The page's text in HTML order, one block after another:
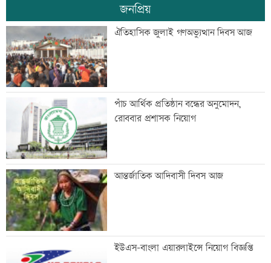
সিটি করপোরেশনের জনসম্পৃক্ততায়
গণমাধ্যমের সহায়তা প্রয়োজন: ডিএসসিসি
ব্যাংক রেজল্যুশন, ভিসা নীতি-মানবাধিকার
কমিশন আইন অনুমোদন
রেলস্টেশনে বুকিং সহকারীদের মানববন্ধন
জনগণ স্বৈরাচার-সন্ত্রাসের বিরুদ্ধে ঐক্যবদ্ধ:
জামায়াত আমীর
জনপ্রিয়
ঐতিহাসিক জুলাই গণঅভ্যুত্থান দিবস আজ
পাঁচ আর্থিক প্রতিষ্ঠান বন্ধের অনুমোদন,
রোববার প্রশাসক নিয়োগ
আন্তর্জাতিক আদিবাসী দিবস আজ
ইউএস-বাংলা এয়ারলাইন্সে নিয়োগ বিজ্ঞপ্তি